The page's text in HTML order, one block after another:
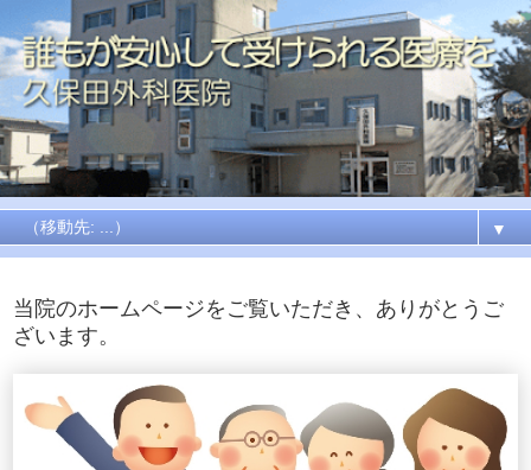
▼
当院のホームページをご覧いただき、ありがとうご
ざいます。